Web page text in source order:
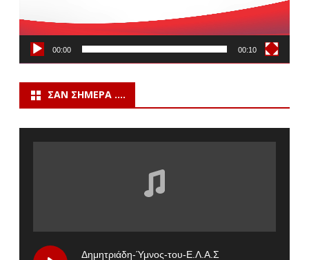
00:00 00:10
ΣΑΝ ΣΉΜΕΡΑ ….
Δημητριάδη-Ύμνος-του-Ε.Λ.Α.Σ